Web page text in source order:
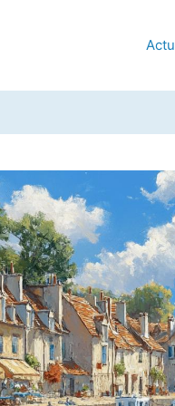
Actu